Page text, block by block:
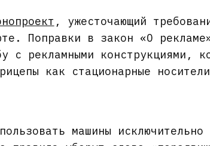
, ужесточающий
Поправки в закон «О
с рекламными конструкциями,
как стационарные
машины исключительно